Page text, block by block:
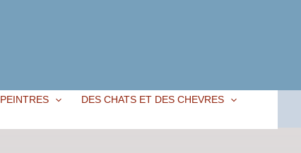
PEINTRES
DES CHATS ET DES CHEVRES